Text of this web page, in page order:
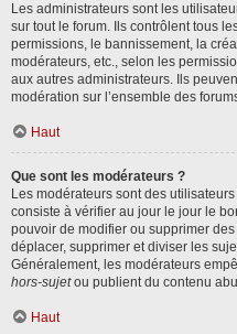
Les administrateurs sont les
sur tout le forum. Ils contrôlent tous
permissions, le bannissement, la
modérateurs, etc., selon les
aux autres administrateurs. Ils
modération sur l’ensemble des
Haut
Que sont les modérateurs ?
Les modérateurs sont des
consiste à vérifier au jour le jour le
pouvoir de modifier ou supprimer
déplacer, supprimer et diviser les
Généralement, les modérateurs
hors-sujetou publient du contenu
Haut